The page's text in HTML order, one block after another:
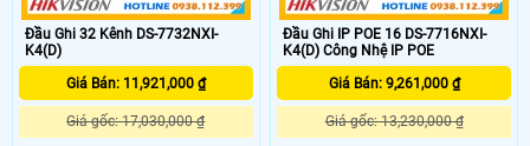
Đầu Ghi 32 Kênh DS-7732NXI-
K4(D)
Giá Bán: 11,921,000 ₫
Giá gốc: 17,030,000 ₫
Đầu Ghi IP POE 16 DS-7716NXI-
K4(D) Công Nhệ IP POE
Giá Bán: 9,261,000 ₫
Giá gốc: 13,230,000 ₫